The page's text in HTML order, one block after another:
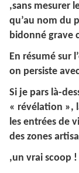
,sans mesurer
qu’au nom du
bidonné grave
En résumé sur
on persiste
Si je pars là-
« révélation »,
les entrées de
des zones
,un vrai scoop !